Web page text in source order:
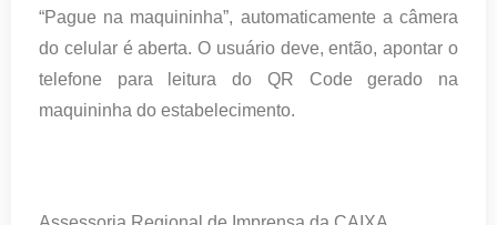
“Pague na maquininha”, automaticamente a câmera
do celular é aberta. O usuário deve, então, apontar o
telefone para leitura do QR Code gerado na
maquininha do estabelecimento.